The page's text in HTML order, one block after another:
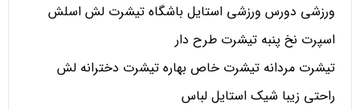
ورزشی دورس ورزشی استایل باشگاه تیشرت لش اسلش
اسپرت نخ پنبه تیشرت طرح دار
تیشرت مردانه تیشرت خاص بهاره تیشرت دخترانه لش
راحتی زیبا شیک استایل لباس